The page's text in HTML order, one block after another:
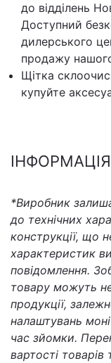
до відділень
Доступний
дилерського
продажу
Щітка
купуйте
*Виробник
до технічних
конструкції, що
характеристик
повідомлення.
товару можуть
продукції,
налаштувань
час зйомки.
вартості товарів